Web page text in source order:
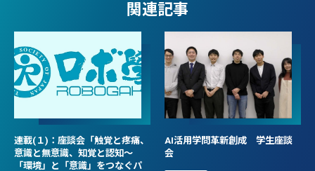
関連記事
連載(１)：座談会「触覚と疼痛、
意識と無意識、知覚と認知～
「環境」と「意識」をつなぐパ
AI活用学問革新創成 学生座談
会